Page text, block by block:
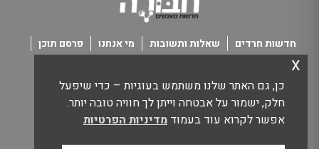
כן, גם האתר שלנו משתמש בעוגיות – כדי שיפעל
חלק, ישמור על אבטחה וייתן לך חוויה טובה יותר.
אפשר לקרוא עוד בעמוד מדיניות הפרטיות
x
חדשות חרדים שאלות ותשובות מי אנחנו
פרסם תוכן
כל הזכויות שמורות חבורה - חדשות מאנשים